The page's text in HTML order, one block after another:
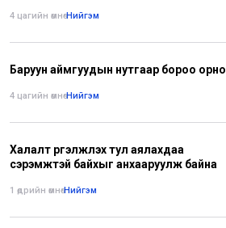
4 цагийн өмнө•Нийгэм
Баруун аймгуудын нутгаар бороо орно
4 цагийн өмнө•Нийгэм
Халалт үргэлжлэх тул аялахдаа
сэрэмжтэй байхыг анхааруулж байна
1 өдрийн өмнө•Нийгэм